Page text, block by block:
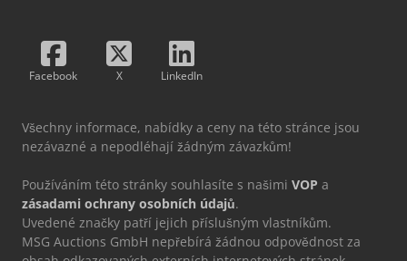
Facebook X LinkedIn
Všechny informace, nabídky a ceny na této stránce jsou
nezávazné a nepodléhají žádným závazkům!
Používáním této stránky souhlasíte s našimi VOP a
zásadami ochrany osobních údajů.
Uvedené značky patří jejich příslušným vlastníkům.
MSG Auctions GmbH nepřebírá žádnou odpovědnost za